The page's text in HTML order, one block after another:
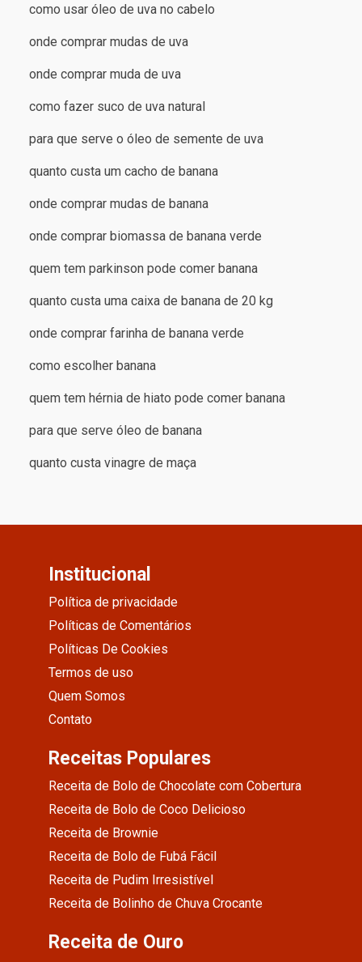
como usar óleo de uva no cabelo
onde comprar mudas de uva
onde comprar muda de uva
como fazer suco de uva natural
para que serve o óleo de semente de uva
quanto custa um cacho de banana
onde comprar mudas de banana
onde comprar biomassa de banana verde
quem tem parkinson pode comer banana
quanto custa uma caixa de banana de 20 kg
onde comprar farinha de banana verde
como escolher banana
quem tem hérnia de hiato pode comer banana
para que serve óleo de banana
quanto custa vinagre de maça
Institucional
Política de privacidade
Políticas de Comentários
Políticas De Cookies
Termos de uso
Quem Somos
Contato
Receitas Populares
Receita de Bolo de Chocolate com Cobertura
Receita de Bolo de Coco Delicioso
Receita de Brownie
Receita de Bolo de Fubá Fácil
Receita de Pudim Irresistível
Receita de Bolinho de Chuva Crocante
Receita de Ouro